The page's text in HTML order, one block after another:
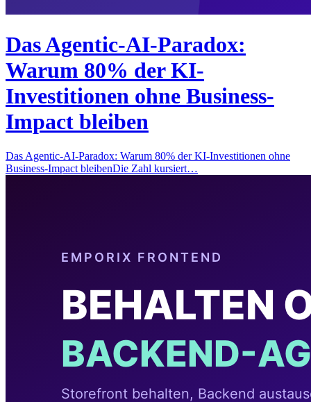
Das Agentic-AI-Paradox:
Warum 80% der KI-
Investitionen ohne Business-
Impact bleiben
Das Agentic-AI-Paradox: Warum 80% der KI-Investitionen ohne
Business-Impact bleibenDie Zahl kursiert…